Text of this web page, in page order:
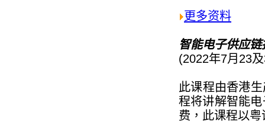
更多资料
智能电子供应
(2022年7月23
此课程由香港
程将讲解智能
费，此课程以